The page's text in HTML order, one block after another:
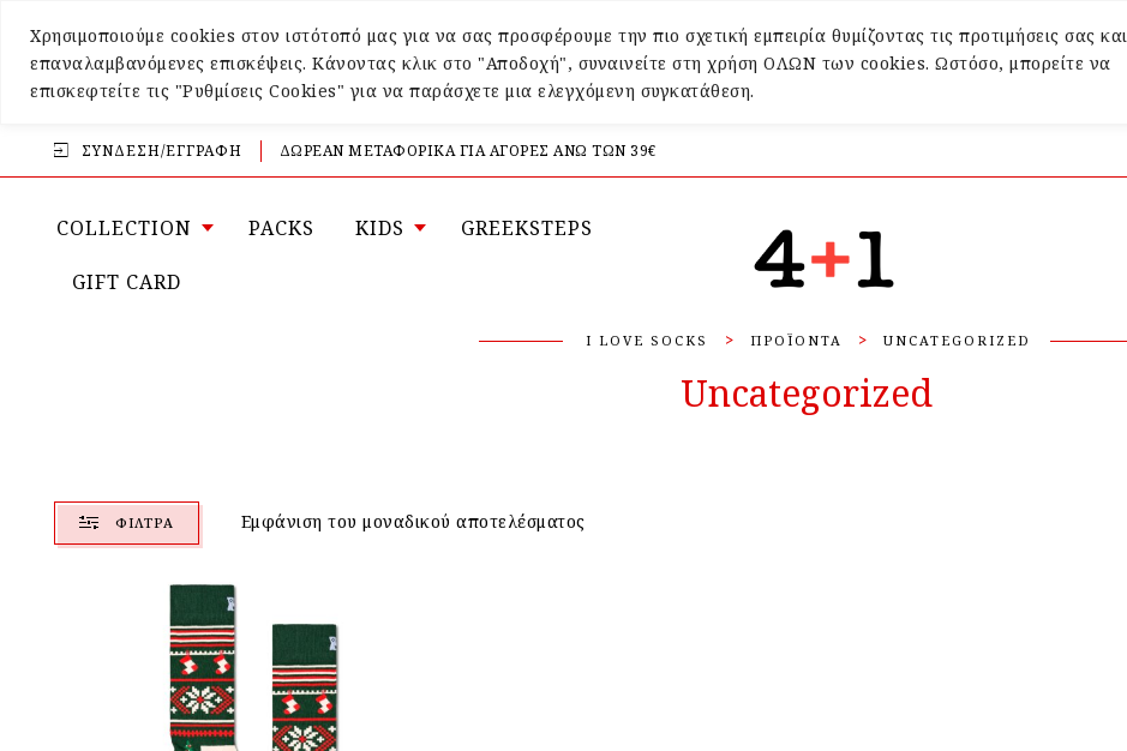
Χρησιμοποιούμε cookies στον ιστότοπό μας για να σας προσφέρουμε την πιο σχετική εμπειρία θυμίζοντας τις προτιμήσεις σας και
επαναλαμβανόμενες επισκέψεις. Κάνοντας κλικ στο "Αποδοχή", συναινείτε στη χρήση ΟΛΩΝ των cookies. Ωστόσο, μπορείτε να
επισκεφτείτε τις "Ρυθμίσεις Cookies" για να παράσχετε μια ελεγχόμενη συγκατάθεση.
ΣΎΝΔΕΣΗ/ΕΓΓΡΑΦΉ ΔΩΡΕΑΝ ΜΕΤΑΦΟΡΙΚΑ ΓΙΑ ΑΓΟΡΕΣ ΑΝΩ ΤΩΝ 39€
COLLECTION PACKS KIDS GREEKSTEPS
GIFT CARD
I LOVE SOCKS > ΠΡΟΪΌΝΤΑ > UNCATEGORIZED
Uncategorized
ΦΊΛΤΡΑ Εμφάνιση του μοναδικού αποτελέσματος